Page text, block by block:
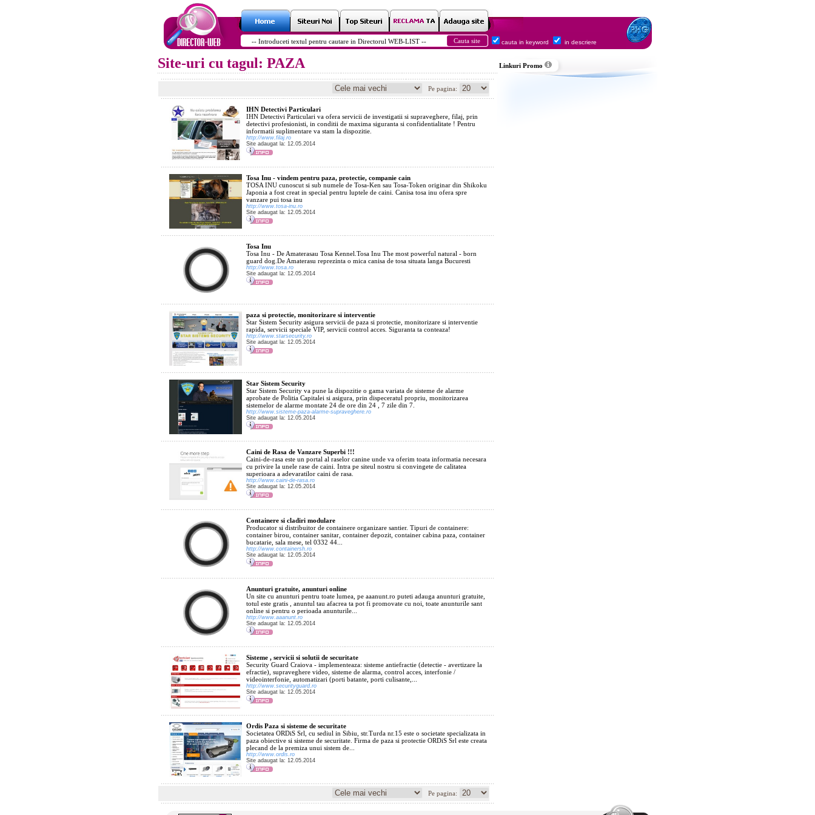
cauta in keyword in descriere
Site-uri cu tagul: PAZA
Pe pagina:
IHN Detectivi Particulari
IHN Detectivi Particulari va ofera servicii de investigatii si supraveghere, filaj, prin
detectivi profesionisti, in conditii de maxima siguranta si confidentialitate ! Pentru
informatii suplimentare va stam la dispozitie.
http://www.filaj.ro
Site adaugat la: 12.05.2014
Tosa Inu - vindem pentru paza, protectie, companie cain
TOSA INU cunoscut si sub numele de Tosa-Ken sau Tosa-Token originar din Shikoku
Japonia a fost creat in special pentru luptele de caini. Canisa tosa inu ofera spre
vanzare pui tosa inu
http://www.tosa-inu.ro
Site adaugat la: 12.05.2014
Tosa Inu
Tosa Inu - De Amaterasau Tosa Kennel.Tosa Inu The most powerful natural - born
guard dog.De Amaterasu reprezinta o mica canisa de tosa situata langa Bucuresti
http://www.tosa.ro
Site adaugat la: 12.05.2014
paza si protectie, monitorizare si interventie
Star Sistem Security asigura servicii de paza si protectie, monitorizare si interventie
rapida, servicii speciale VIP, servicii control acces. Siguranta ta conteaza!
http://www.starsecurity.ro
Site adaugat la: 12.05.2014
Star Sistem Security
Star Sistem Security va pune la dispozitie o gama variata de sisteme de alarme
aprobate de Politia Capitalei si asigura, prin dispeceratul propriu, monitorizarea
sistemelor de alarme montate 24 de ore din 24 , 7 zile din 7.
http://www.sisteme-paza-alarme-supraveghere.ro
Site adaugat la: 12.05.2014
Caini de Rasa de Vanzare Superbi !!!
Caini-de-rasa este un portal al raselor canine unde va oferim toata informatia necesara
cu privire la unele rase de caini. Intra pe siteul nostru si convingete de calitatea
superioara a adevaratilor caini de rasa.
http://www.caini-de-rasa.ro
Site adaugat la: 12.05.2014
Containere si cladiri modulare
Producator si distribuitor de containere organizare santier. Tipuri de containere:
container birou, container sanitar, container depozit, container cabina paza, container
bucatarie, sala mese, tel 0332 44...
http://www.containersh.ro
Site adaugat la: 12.05.2014
Anunturi gratuite, anunturi online
Un site cu anunturi pentru toate lumea, pe aaanunt.ro puteti adauga anunturi gratuite,
totul este gratis , anuntul tau afacrea ta pot fi promovate cu noi, toate anunturile sant
online si pentru o perioada anunturile...
http://www.aaanunt.ro
Site adaugat la: 12.05.2014
Sisteme , servicii si solutii de securitate
Security Guard Craiova - implementeaza: sisteme antiefractie (detectie - avertizare la
efractie), supraveghere video, sisteme de alarma, control acces, interfonie /
videointerfonie, automatizari (porti batante, porti culisante,...
http://www.securityguard.ro
Site adaugat la: 12.05.2014
Ordis Paza si sisteme de securitate
Societatea ORDiS Srl, cu sediul in Sibiu, str.Turda nr.15 este o societate specializata in
paza obiective si sisteme de securitate. Firma de paza si protectie ORDiS Srl este creata
plecand de la premiza unui sistem de...
http://www.ordis.ro
Site adaugat la: 12.05.2014
Pe pagina:
Linkuri Promo